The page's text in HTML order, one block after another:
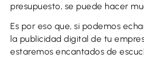
presupuesto, se puede hacer
Es por eso que, si podemos
la publicidad digital de tu
estaremos encantados de